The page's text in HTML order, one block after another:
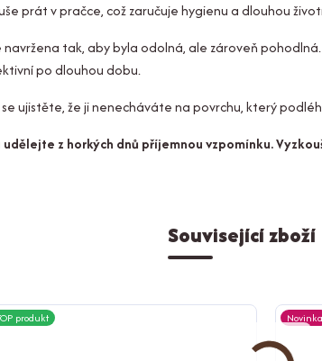
prát v pračce, což zaručuje hygienu a dlouhou
tak, aby byla odolná, ale zároveň
po dlouhou dobu.
ujistěte, že ji nenecháváte na povrchu, který
z horkých dnů příjemnou vzpomínku.
Související zboží
produkt Novinka